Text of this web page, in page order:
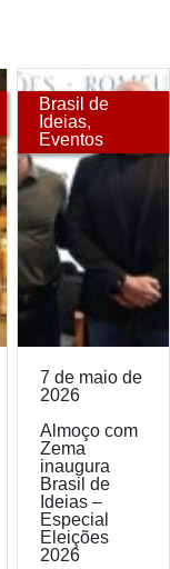
Brasil de
Ideias,
Eventos
7 de maio de
2026
Almoço com
Zema
inaugura
Brasil de
Ideias –
Especial
Eleições
2026